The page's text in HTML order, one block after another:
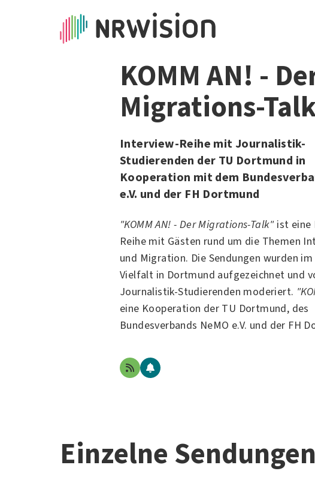
KOMM AN! -
Migrations-
Interview-Reihe mit Journalistik-
Studierenden der TU Dortmund in
Kooperation mit dem
e.V. und der FH Dortmund
"KOMM AN! - Der Migrations-Talk"ist eine
Reihe mit Gästen rund um die Themen
und Migration. Die Sendungen wurden
Vielfalt in Dortmund aufgezeichnet und
Journalistik-Studierenden moderiert.
eine Kooperation der TU Dortmund, des
Bundesverbands NeMO e.V. und der FH
Einzelne Sendungen